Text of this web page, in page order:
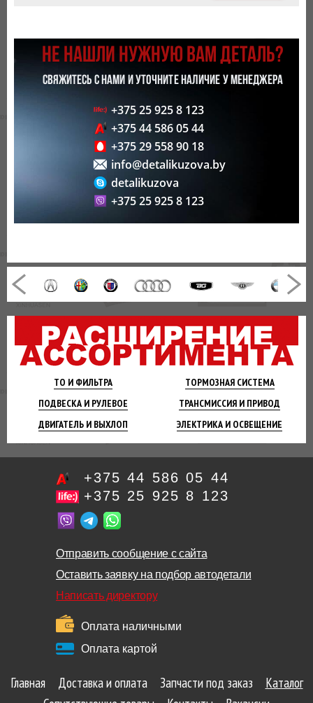
ТО И ФИЛЬТРА ТОРМОЗНАЯСИСТЕМА
ПОДВЕСКА И РУЛЕВОЕ ТРАНСМИССИЯ И ПРИВОД
ДВИГАТЕЛЬ И ВЫХЛОП ЭЛЕКТРИКА И ОСВЕЩЕНИЕ
НЕ НАШЛИ НУЖНУЮ ВАМ ДЕТАЛЬ?
СВЯЖИТЕСЬ С НАМИ И УТОЧНИТЕ НАЛИЧИЕ У МЕНЕДЖЕРА
+375 25 925 8 123
+375 44 586 05 44
+375 29 558 90 18
info@detalikuzova.by
detalikuzova
+375 25 925 8 123
+375 44 586 05 44
+375 25 925 8 123
Отправить сообщение с сайта
Оставить заявку на подбор автодетали
Написать директору
Оплата наличными
Оплата картой
Главная Доставка и оплата Запчасти под заказ
Каталог